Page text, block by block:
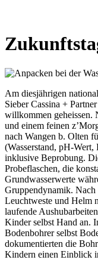
Am diesjährigen
Sieber Cassina +
willkommen geheissen.
und einem feinen
nach Wangen b. Olten
(Wasserstand, pH-
inklusive Beprobung.
Probeflaschen, die
Grundwasserwerte
Gruppendynamik. Nach
Leuchtweste und Helm
laufende
Kinder selbst Hand an.
Bodenbohrer selbst
dokumentierten die
Kindern einen Einblick